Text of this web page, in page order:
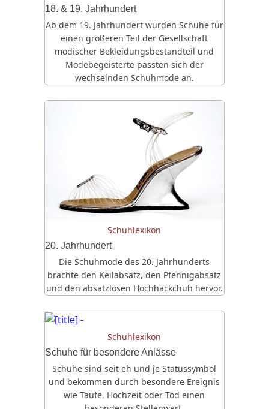
18. & 19. Jahrhundert
Ab dem 19. Jahrhundert wurden Schuhe für
einen größeren Teil der Gesellschaft
modischer Bekleidungsbestandteil und
Modebegeisterte passten sich der
wechselnden Schuhmode an.
Schuhlexikon
20. Jahrhundert
Die Schuhmode des 20. Jahrhunderts
brachte den Keilabsatz, den Pfennigabsatz
und den absatzlosen Hochhackchuh hervor.
Schuhlexikon
Schuhe für besondere Anlässe
Schuhe sind seit eh und je Statussymbol
und bekommen durch besondere Ereignis
wie Taufe, Hochzeit oder Tod einen